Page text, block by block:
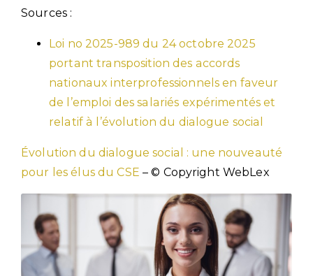
Sources :
Loi no 2025-989 du 24 octobre 2025
portant transposition des accords
nationaux interprofessionnels en faveur
de l’emploi des salariés expérimentés et
relatif à l’évolution du dialogue social
Évolution du dialogue social : une nouveauté
pour les élus du CSE – © Copyright WebLex